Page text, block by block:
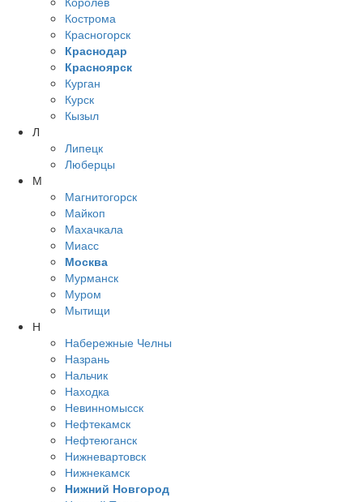
Кострома
Красногорск
Краснодар
Красноярск
Курган
Курск
Кызыл
Л
Липецк
Люберцы
М
Магнитогорск
Майкоп
Махачкала
Миасс
Москва
Мурманск
Муром
Мытищи
Н
Набережные Челны
Назрань
Нальчик
Находка
Невинномысск
Нефтекамск
Нефтеюганск
Нижневартовск
Нижнекамск
Нижний Новгород